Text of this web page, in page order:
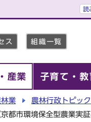
読
ス 組織一覧
産業 子育て・教
林業
農林行政トピッ
市環境保全型農業実証